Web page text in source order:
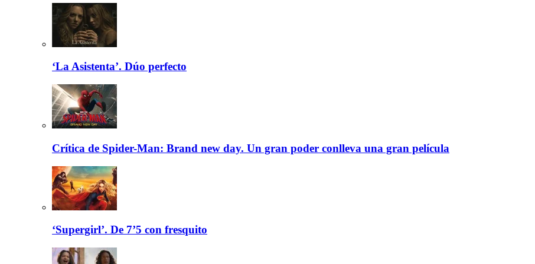
‘La Asistenta’. Dúo perfecto
Crítica de Spider-Man: Brand new day. Un gran poder conlleva una gran película
‘Supergirl’. De 7’5 con fresquito